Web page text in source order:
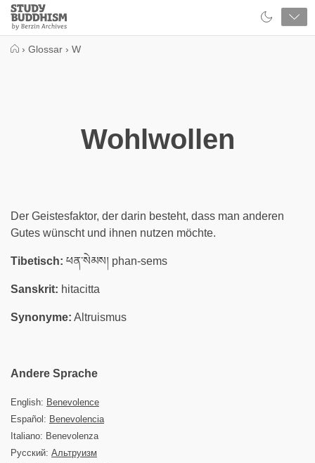
Close
Study
Buddhism
› Glossar › W
Wohlwollen
Der Geistesfaktor, der darin besteht, dass man anderen
Gutes wünscht und ihnen nutzen möchte.
Tibetisch: ཕན་སེམས། phan-sems
Sanskrit: hitacitta
Synonyme: Altruismus
Andere Sprache
English: Benevolence
Español: Benevolencia
Italiano: Benevolenza
Русский: Альтруизм